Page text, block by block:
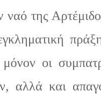
ναό της
οι
αλλά και